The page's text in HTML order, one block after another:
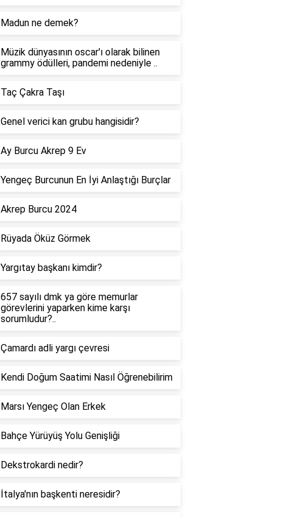
Madun ne demek?
Müzik dünyasının oscar'ı olarak bilinen
grammy ödülleri, pandemi nedeniyle ..
Taç Çakra Taşı
Genel verici kan grubu hangisidir?
Ay Burcu Akrep 9 Ev
Yengeç Burcunun En İyi Anlaştığı Burçlar
Akrep Burcu 2024
Rüyada Öküz Görmek
Yargıtay başkanı kimdir?
657 sayılı dmk ya göre memurlar
görevlerini yaparken kime karşı
sorumludur?..
Çamardı adli yargı çevresi
Kendi Doğum Saatimi Nasıl Öğrenebilirim
Marsı Yengeç Olan Erkek
Bahçe Yürüyüş Yolu Genişliği
Dekstrokardi nedir?
İtalya'nın başkenti neresidir?